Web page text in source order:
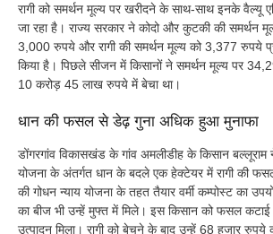
रागी को समर्थन मूल्य पर खरीदने के साथ-साथ इनके वैल्यू
जा रहा है। राज्य सरकार ने कोदो और कुटकी की समर्थन
3,000 रुपये और रागी की समर्थन मूल्य को 3,377 रुपये
किया है। पिछले सीजन में किसानों ने समर्थन मूल्य पर
10 करोड़ 45 लाख रुपये में बेचा था।
धान की फसल से डेढ़ गुना अधिक हुआ मुनाफा
डोंगरगांव विकासखंड के गांव अमलीडीह के किसान बल्लूराम
योजना के अंतर्गत धान के बदले एक हेक्टेयर में रागी की
की गोधन न्याय योजना के तहत तैयार वर्मी कम्पोस्ट का
का बीज भी उन्हें मुफ्त में मिले। इस किसान को फसल
उत्पादन मिला। रागी को बेचने के बाद उन्हें 68 हजार